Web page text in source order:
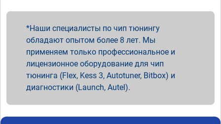
Наши специалисты по чип тюнингу
обладают опытом более 8 лет. Мы
применяем только профессиональное и
лицензионное оборудование для чип
тюнинга (Flex, Kess 3, Autotuner, Bitbox) и
диагностики (Launch, Autel).